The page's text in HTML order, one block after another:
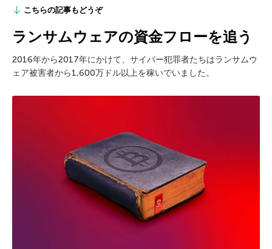
こちらの記事もどうぞ
ランサムウェアの資金フローを追う
2016年から2017年にかけて、サイバー犯罪者たちはランサムウ
ェア被害者から1,600万ドル以上を稼いでいました。